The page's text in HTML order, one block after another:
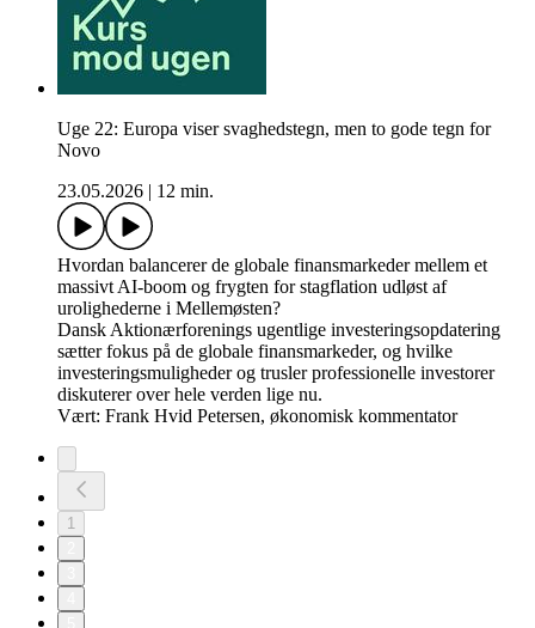
Uge 22: Europa viser svaghedstegn, men to gode tegn for
Novo
23.05.2026
12 min.
Hvordan balancerer de globale finansmarkeder mellem et
massivt AI-boom og frygten for stagflation udløst af
urolighederne i Mellemøsten?
Dansk Aktionærforenings ugentlige investeringsopdatering
sætter fokus på de globale finansmarkeder, og hvilke
investeringsmuligheder og trusler professionelle investorer
diskuterer over hele verden lige nu.
Vært: Frank Hvid Petersen, økonomisk kommentator
1